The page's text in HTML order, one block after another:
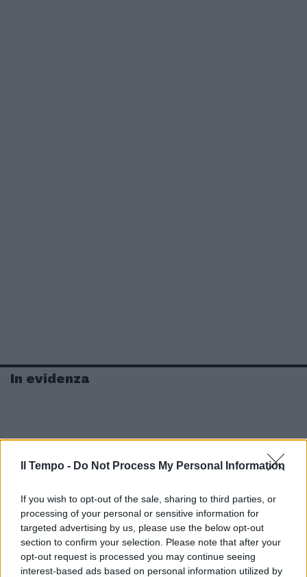
Il Tempo - Do Not Process My Personal Information
If you wish to opt-out of the sale, sharing to third parties, or
processing of your personal or sensitive information for
targeted advertising by us, please use the below opt-out
section to confirm your selection. Please note that after your
opt-out request is processed you may continue seeing
interest-based ads based on personal information utilized by
In evidenza